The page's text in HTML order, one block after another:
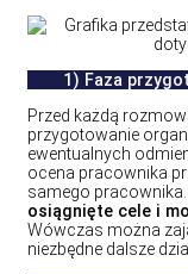
1) Faza
Przed każdą
przygotowanie
ewentualnych
ocena pracownika
samego
osiągnięte cele i
Wówczas można
niezbędne dalsze